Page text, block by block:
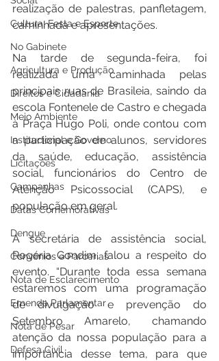
Cultura, Festa e Esporte
No Gabinete
Agricultura e Produção
Direitos e Cidadania
Meio Ambiente
Institucional e Governo
Licitações
Campanhas
Datas Comemorativas
Dengue
Convênios e Parcerias
Nota de Esclarecimento
Emenda Parlamentar
Nota de Pesar
Defesa Civil
realização de palestras, panfletagem,
caminhada e apresentações.
Na tarde de segunda-feira, foi
realizada uma caminhada pelas
principais ruas de Brasileia, saindo da
escola Fontenele de Castro e chegada
à Praça Hugo Poli, onde contou com
a participação de alunos, servidores
da saúde, educação, assistência
social, funcionários do Centro de
Atenção Psicossocial (CAPS), e
população em geral.
A secretária de assistência social,
Rogéria Gondim, falou a respeito do
evento. “Durante toda essa semana
estaremos com uma programação
de divulgação e prevenção do
Setembro Amarelo, chamando
atenção da nossa população para a
importância desse tema, para que